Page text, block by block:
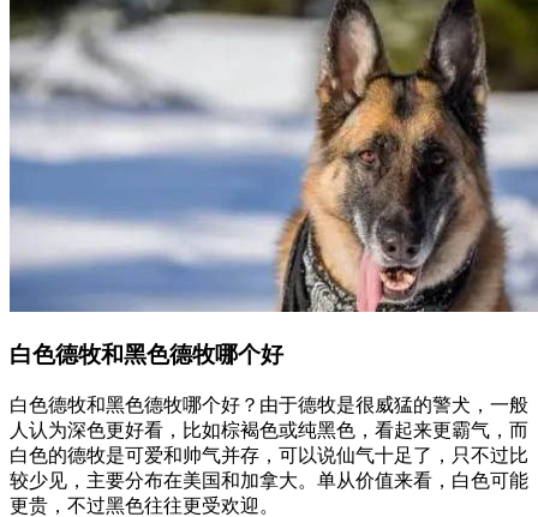
白色德牧和黑色德牧哪个好
白色德牧和黑色德牧哪个好？由于德牧是很威猛的警犬，一般
人认为深色更好看，比如棕褐色或纯黑色，看起来更霸气，而
白色的德牧是可爱和帅气并存，可以说仙气十足了，只不过比
较少见，主要分布在美国和加拿大。单从价值来看，白色可能
更贵，不过黑色往往更受欢迎。